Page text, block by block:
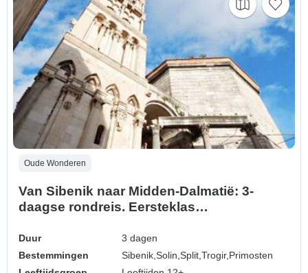
Oude Wonderen
Van Sibenik naar Midden-Dalmatië: 3-
daagse rondreis. Eersteklas
Split, Trogir en meer! Bezoek UNESCO
locaties en oude ommuurde steden. Volop
natuur, geschiedenis, Venetiaanse
Duur
3 dagen
Bestemmingen
Sibenik,Solin,Split,Trogir, Primosten